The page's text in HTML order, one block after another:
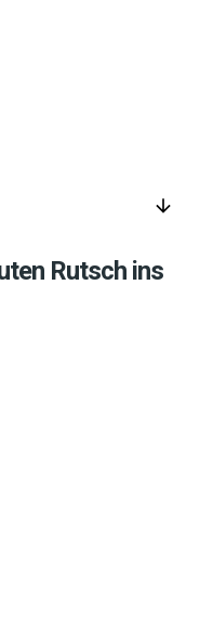
arrow_downward
Rutsch ins